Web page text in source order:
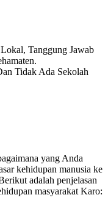
Tanggung Jawab
Tidak Ada Sekolah
yang Anda
kehidupan manusia ke
adalah penjelasan
masyarakat Karo: